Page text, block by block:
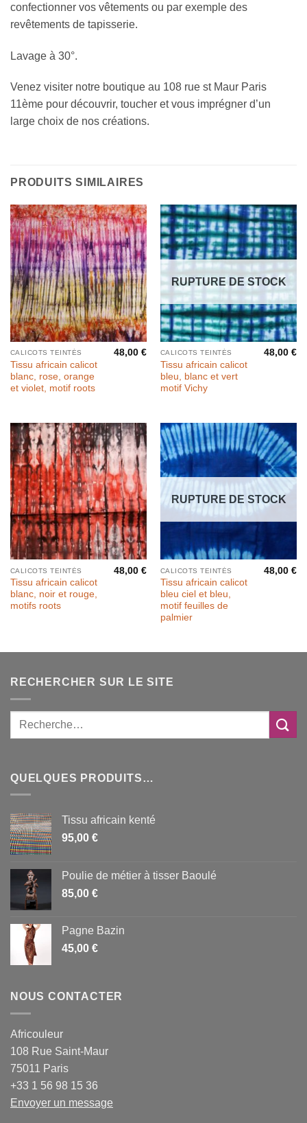
confectionner vos vêtements ou par exemple des
revêtements de tapisserie.
Lavage à 30°.
Venez visiter notre boutique au 108 rue st Maur Paris
11ème pour découvrir, toucher et vous imprégner d’un
large choix de nos créations.
PRODUITS SIMILAIRES
CALICOTS TEINTÉS
Tissu africain calicot
blanc, rose, orange
et violet, motif roots
48,00€
RUPTURE DE STOCK
CALICOTS TEINTÉS
Tissu africain calicot
bleu, blanc et vert
motif Vichy
48,00€
CALICOTS TEINTÉS
Tissu africain calicot
blanc, noir et rouge,
motifs roots
48,00€
RUPTURE DE STOCK
CALICOTS TEINTÉS
Tissu africain calicot
bleu ciel et bleu,
motif feuilles de
palmier
48,00€
RECHERCHER SUR LE SITE
QUELQUES PRODUITS…
Tissu africain kenté
95,00 €
Poulie de métier à tisser Baoulé
85,00 €
Pagne Bazin
45,00 €
NOUS CONTACTER
Africouleur
108 Rue Saint-Maur
75011 Paris
+33 1 56 98 15 36
Envoyer un message